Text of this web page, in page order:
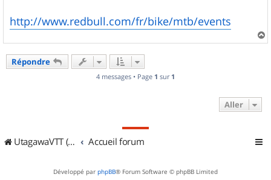
http://www.redbull.com/fr/bike/mtb/events
a
Répondre
4 messages • Page 1 sur 1
Aller
UtagawaVTT (Randos VTT et VTTAE avec traces GPS) Accueil forum
Développé par phpBB® Forum Software © phpBB Limited